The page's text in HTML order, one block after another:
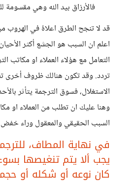
فالأرزاق بيد الله وهي مقسومة
قد لا تنجح الطرق اعلاهُ في الهروب
اعلم ان السبب هو الجشع أكثر
التعامل مع هؤلاء العملاء او مكاتب
تردد. وقد تكون هنالك ظروف أخرى
الاستغلال، فسوق الترجمة يتأثر
وهنا عليك ان تطلب من العملاء او
السبب الحقيقي والمعقول وراء خفض
في نهاية المطاف،
يجب ألا يتم تنغيصها
كان نوعه أو شكله أو